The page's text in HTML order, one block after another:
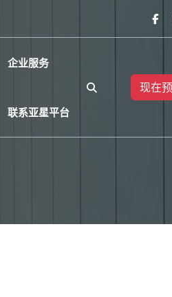
企业服务
联系亚星平台
现在